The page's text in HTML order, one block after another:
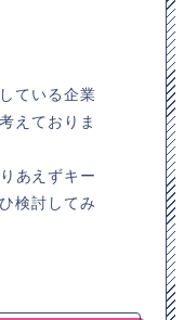
ている企業
えておりま
あえずキー
検討してみ